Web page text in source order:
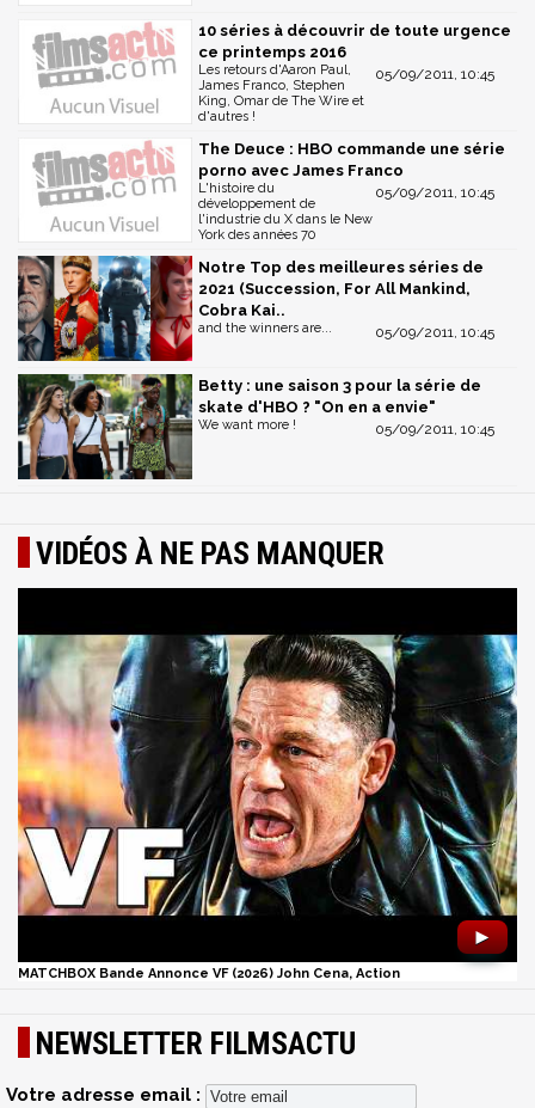
10 séries à découvrir de toute urgence
ce printemps 2016
05/09/2011, 10:45
Les retours d'Aaron Paul,
James Franco, Stephen
King, Omar de The Wire et
d'autres !
The Deuce : HBO commande une série
porno avec James Franco
05/09/2011, 10:45
L'histoire du
développement de
l'industrie du X dans le New
York des années 70
Notre Top des meilleures séries de
2021 (Succession, For All Mankind,
Cobra Kai..
05/09/2011, 10:45
and the winners are...
Betty : une saison 3 pour la série de
skate d'HBO ? "On en a envie"
05/09/2011, 10:45
We want more !
VIDÉOS À NE PAS MANQUER
►
MATCHBOX Bande Annonce VF (2026) John Cena, Action
NEWSLETTER FILMSACTU
Votre adresse email :